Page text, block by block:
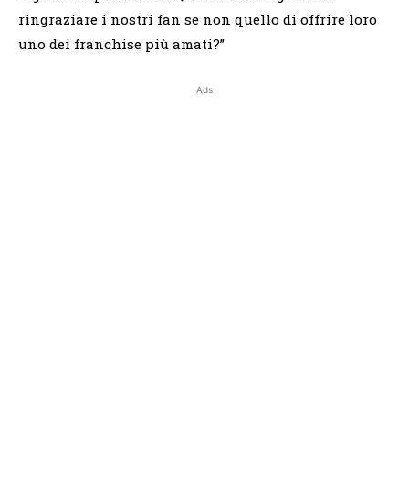
ringraziare i nostri fan se non quello di offrire loro
uno dei franchise più amati?”
Ads